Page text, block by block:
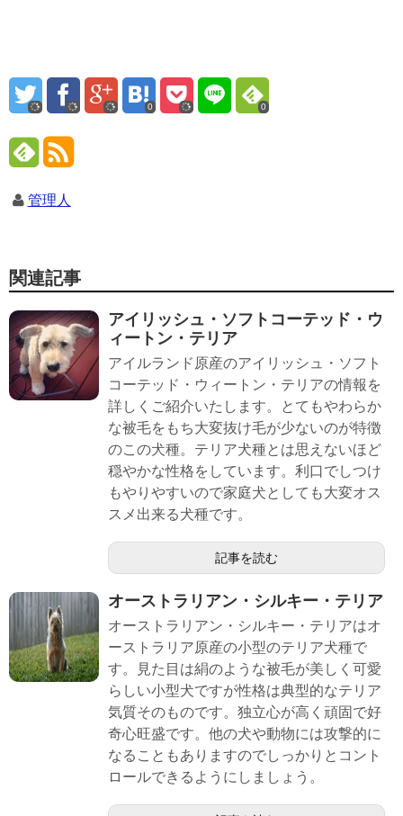
0 0
管理人
関連記事
アイリッシュ・ソフトコーテッド・ウ
ィートン・テリア
アイルランド原産のアイリッシュ・ソフト
コーテッド・ウィートン・テリアの情報を
詳しくご紹介いたします。とてもやわらか
な被毛をもち大変抜け毛が少ないのが特徴
のこの犬種。テリア犬種とは思えないほど
穏やかな性格をしています。利口でしつけ
もやりやすいので家庭犬としても大変オス
スメ出来る犬種です。
記事を読む
オーストラリアン・シルキー・テリア
オーストラリアン・シルキー・テリアはオ
ーストラリア原産の小型のテリア犬種で
す。見た目は絹のような被毛が美しく可愛
らしい小型犬ですが性格は典型的なテリア
気質そのものです。独立心が高く頑固で好
奇心旺盛です。他の犬や動物には攻撃的に
なることもありますのでしっかりとコント
ロールできるようにしましょう。